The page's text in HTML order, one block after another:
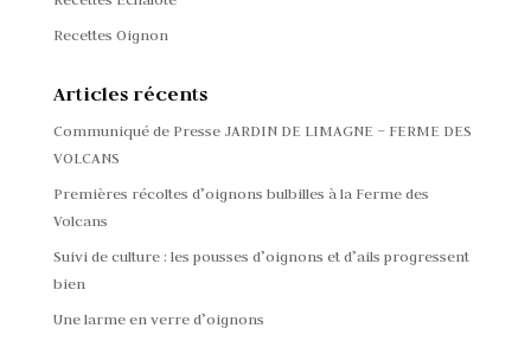
Recettes Oignon
Articles récents
Communiqué de Presse JARDIN DE LIMAGNE – FERME DES
VOLCANS
Premières récoltes d’oignons bulbilles à la Ferme des
Volcans
Suivi de culture : les pousses d’oignons et d’ails progressent
bien
Une larme en verre d’oignons